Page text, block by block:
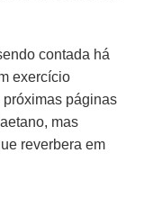
contada há
exercício
próximas páginas
mas
reverbera em